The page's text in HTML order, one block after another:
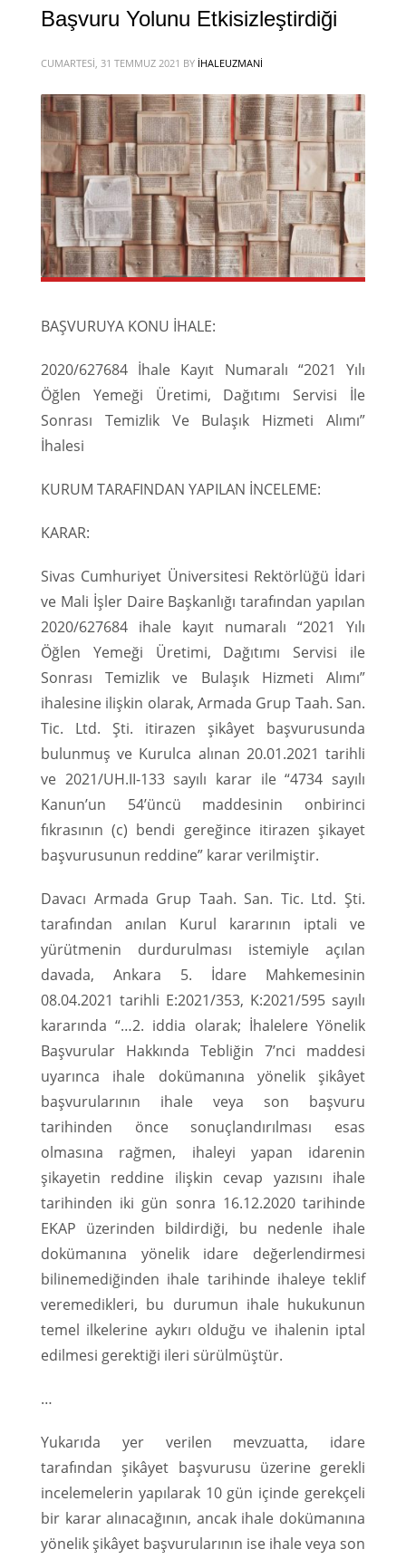
Başvuru Yolunu Etkisizleştirdiği
CUMARTESI, 31 TEMMUZ 2021 BY IHALEUZMANI
BAŞVURUYA KONU İHALE:
2020/627684 İhale Kayıt Numaralı “2021 Yılı
Öğlen Yemeği Üretimi, Dağıtımı Servisi İle
Sonrası Temizlik Ve Bulaşık Hizmeti Alımı”
İhalesi
KURUM TARAFINDAN YAPILAN İNCELEME:
KARAR:
Sivas Cumhuriyet Üniversitesi Rektörlüğü İdari
ve Mali İşler Daire Başkanlığı tarafından yapılan
2020/627684 ihale kayıt numaralı “2021 Yılı
Öğlen Yemeği Üretimi, Dağıtımı Servisi ile
Sonrası Temizlik ve Bulaşık Hizmeti Alımı”
ihalesine ilişkin olarak, Armada Grup Taah. San.
Tic. Ltd. Şti. itirazen şikâyet başvurusunda
bulunmuş ve Kurulca alınan 20.01.2021 tarihli
ve 2021/UH.II-133 sayılı karar ile “4734 sayılı
Kanun’un 54’üncü maddesinin onbirinci
fıkrasının (c) bendi gereğince itirazen şikayet
başvurusunun reddine” karar verilmiştir.
Davacı Armada Grup Taah. San. Tic. Ltd. Şti.
tarafından anılan Kurul kararının iptali ve
yürütmenin durdurulması istemiyle açılan
davada, Ankara 5. İdare Mahkemesinin
08.04.2021 tarihli E:2021/353, K:2021/595 sayılı
kararında “…2. iddia olarak; İhalelere Yönelik
Başvurular Hakkında Tebliğin 7’nci maddesi
uyarınca ihale dokümanına yönelik şikâyet
başvurularının ihale veya son başvuru
tarihinden önce sonuçlandırılması esas
olmasına rağmen, ihaleyi yapan idarenin
şikayetin reddine ilişkin cevap yazısını ihale
tarihinden iki gün sonra 16.12.2020 tarihinde
EKAP üzerinden bildirdiği, bu nedenle ihale
dokümanına yönelik idare değerlendirmesi
bilinemediğinden ihale tarihinde ihaleye teklif
veremedikleri, bu durumun ihale hukukunun
temel ilkelerine aykırı olduğu ve ihalenin iptal
edilmesi gerektiği ileri sürülmüştür.
…
Yukarıda yer verilen mevzuatta, idare
tarafından şikâyet başvurusu üzerine gerekli
incelemelerin yapılarak 10 gün içinde gerekçeli
bir karar alınacağının, ancak ihale dokümanına
yönelik şikâyet başvurularının ise ihale veya son